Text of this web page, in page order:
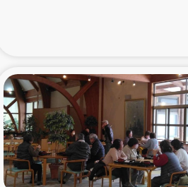
支援
興支援
日誌